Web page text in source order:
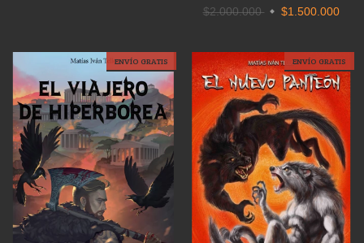
$2.000.000
$1.500.000
ENVÍO GRATIS ENVÍO GRATIS